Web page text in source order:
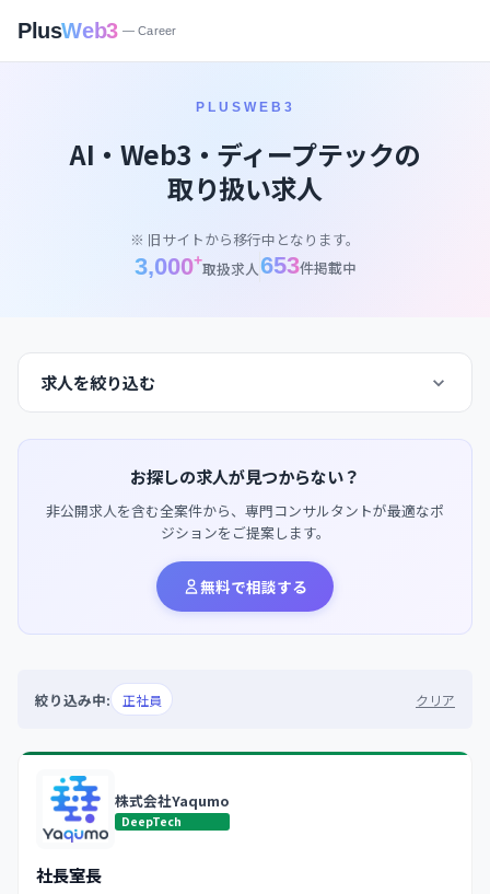
PlusWeb3 — Career
PLUSWEB3
AI・Web3・ディープテックの
取り扱い求人
※ 旧サイトから移行中となります。
3,000+取扱求人653件掲載中
求人を絞り込む
お探しの求人が見つからない？
非公開求人を含む全案件から、専門コンサルタントが最適なポ
ジションをご提案します。
無料で相談する
絞り込み中: 正社員 クリア
株式会社Yaqumo
DeepTech
社長室長